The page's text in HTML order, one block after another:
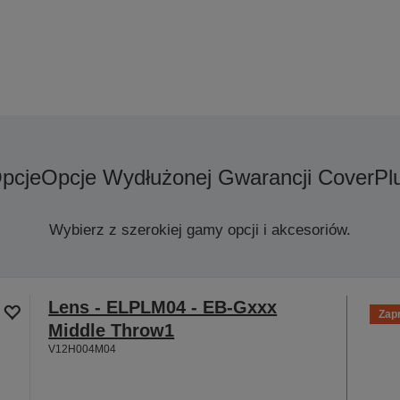
Opcje Wydłużonej Gwarancji
Wybierz z szerokiej gamy opcji i akcesoriów.
Lens - ELPLM04 - EB-Gxxx
Middle Throw1
V12H004M04